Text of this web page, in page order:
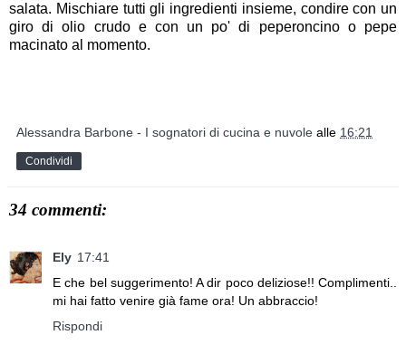
salata. Mischiare tutti gli ingredienti insieme, condire con un
giro di olio crudo e con un po' di peperoncino o pepe
macinato al momento.
Alessandra Barbone - I sognatori di cucina e nuvole alle 16:21
Condividi
34 commenti:
Ely 17:41
E che bel suggerimento! A dir poco deliziose!! Complimenti..
mi hai fatto venire già fame ora! Un abbraccio!
Rispondi